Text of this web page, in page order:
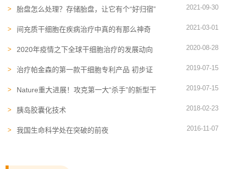
胎盘怎么处理？存储胎盘，让它有个“好归宿” 2021-09-30
间充质干细胞在疾病治疗中真的有那么神奇
2021-03-01
2020年疫情之下全球干细胞治疗的发展动向 2020-08-28
治疗帕金森的第一款干细胞专利产品 初步证
2019-07-15
Nature重大进展！攻克第一大“杀手”的新型干
2019-07-15
胰岛胶囊化技术 2018-02-23
我国生命科学处在突破的前夜 2016-11-07